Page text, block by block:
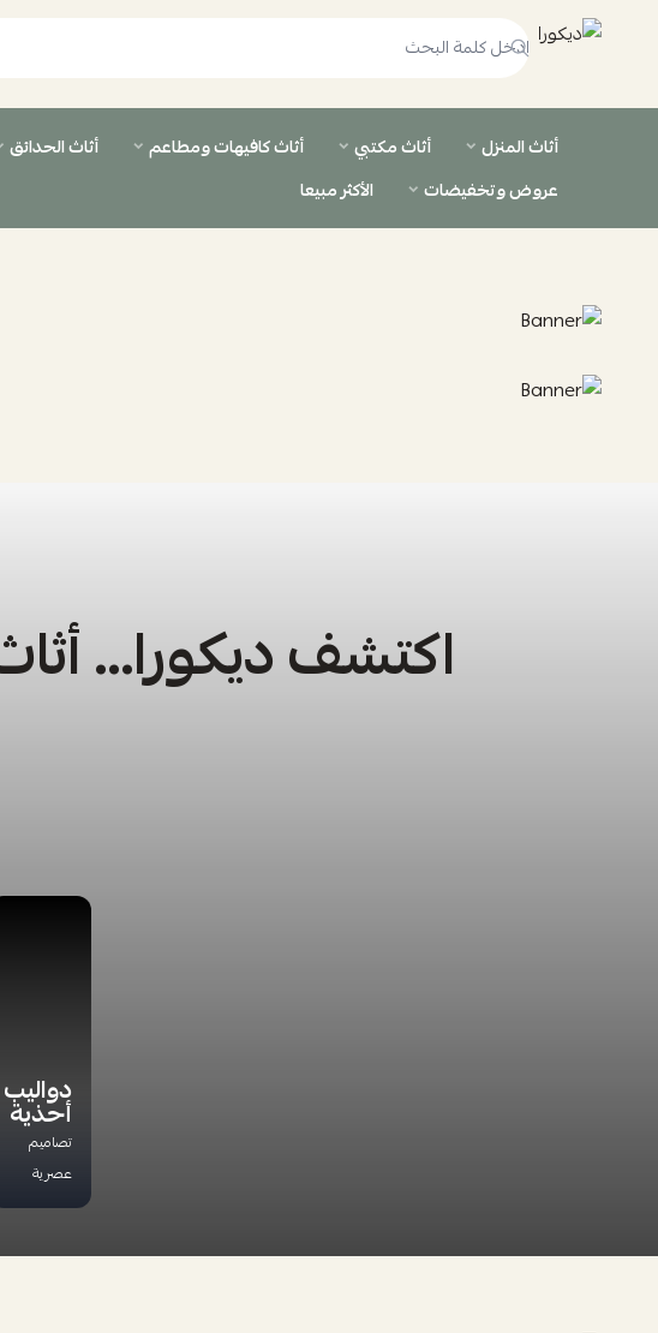
ديكورا
أثاث المنزل أثاث مكتبي أثاث كافيهات ومطاعم أثاث الحدائق
عروض وتخفيضات
الأكثر مبيعا
اكتشف ديكورا…
دواليب
أحذية
تصاميم
عصرية